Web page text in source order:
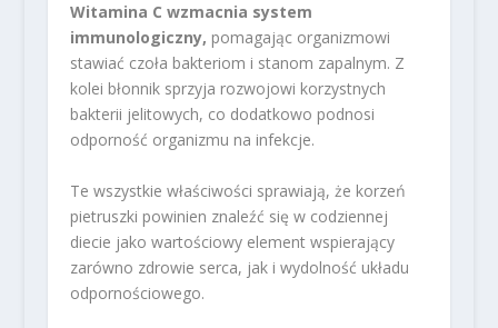
Witamina C wzmacnia system
immunologiczny, pomagając organizmowi
stawiać czoła bakteriom i stanom zapalnym. Z
kolei błonnik sprzyja rozwojowi korzystnych
bakterii jelitowych, co dodatkowo podnosi
odporność organizmu na infekcje.
Te wszystkie właściwości sprawiają, że korzeń
pietruszki powinien znaleźć się w codziennej
diecie jako wartościowy element wspierający
zarówno zdrowie serca, jak i wydolność układu
odpornościowego.